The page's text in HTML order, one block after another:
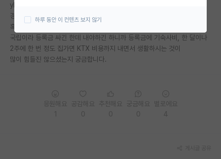
연구실(PI) 홍보 게시판
석박사 채용 정보 게시판
ykssh, ist도 알아봤지만 연구 분야가 좀 특수해서
경북대에 가면 그 연구를 잘 배울 수 있을 것 같더라고요.
혹시 중경건동홍 라인에서 경북대나 부산대쪽 진학해보신 분 계실까요?
국립이라 등록금 싸긴 한데 내야하긴 하니까 등록금에 기숙사비, 한 달이나
2주에 한 번 정도 집가면 KTX 비용까지 내면서 생활하시는 것이
많이 힘들진 않으셨는지 궁금합니다.
하루 동안 이 컨텐츠 보지 않기